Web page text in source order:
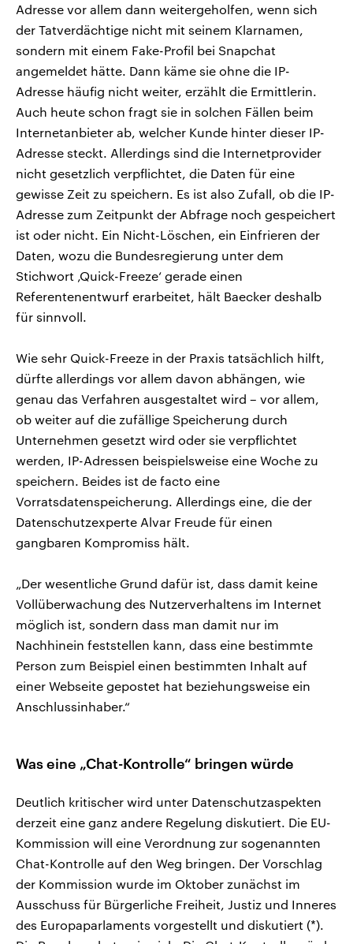
Adresse vor allem dann weitergeholfen, wenn sich
der Tatverdächtige nicht mit seinem Klarnamen,
sondern mit einem Fake-Profil bei Snapchat
angemeldet hätte. Dann käme sie ohne die IP-
Adresse häufig nicht weiter, erzählt die Ermittlerin.
Auch heute schon fragt sie in solchen Fällen beim
Internetanbieter ab, welcher Kunde hinter dieser IP-
Adresse steckt. Allerdings sind die Internetprovider
nicht gesetzlich verpflichtet, die Daten für eine
gewisse Zeit zu speichern. Es ist also Zufall, ob die IP-
Adresse zum Zeitpunkt der Abfrage noch gespeichert
ist oder nicht. Ein Nicht-Löschen, ein Einfrieren der
Daten, wozu die Bundesregierung unter dem
Stichwort ‚Quick-Freeze‘ gerade einen
Referentenentwurf erarbeitet, hält Baecker deshalb
für sinnvoll.
Wie sehr Quick-Freeze in der Praxis tatsächlich hilft,
dürfte allerdings vor allem davon abhängen, wie
genau das Verfahren ausgestaltet wird – vor allem,
ob weiter auf die zufällige Speicherung durch
Unternehmen gesetzt wird oder sie verpflichtet
werden, IP-Adressen beispielsweise eine Woche zu
speichern. Beides ist de facto eine
Vorratsdatenspeicherung. Allerdings eine, die der
Datenschutzexperte Alvar Freude für einen
gangbaren Kompromiss hält.
„Der wesentliche Grund dafür ist, dass damit keine
Vollüberwachung des Nutzerverhaltens im Internet
möglich ist, sondern dass man damit nur im
Nachhinein feststellen kann, dass eine bestimmte
Person zum Beispiel einen bestimmten Inhalt auf
einer Webseite gepostet hat beziehungsweise ein
Anschlussinhaber.“
Was eine „Chat-Kontrolle“ bringen würde
Deutlich kritischer wird unter Datenschutzaspekten
derzeit eine ganz andere Regelung diskutiert. Die EU-
Kommission will eine Verordnung zur sogenannten
Chat-Kontrolle auf den Weg bringen. Der Vorschlag
der Kommission wurde im Oktober zunächst im
Ausschuss für Bürgerliche Freiheit, Justiz und Inneres
des Europaparlaments vorgestellt und diskutiert (*).